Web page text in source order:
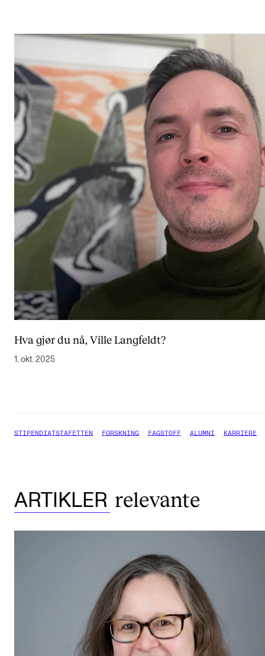
Hva gjør du nå, Ville Langfeldt?
1. okt. 2025
STIPENDIATSTAFETTEN FORSKNING FAGSTOFF ALUMNI KARRIERE
ARTIKLER relevante